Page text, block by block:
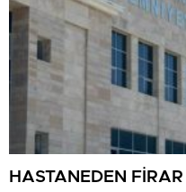
HASTANEDEN